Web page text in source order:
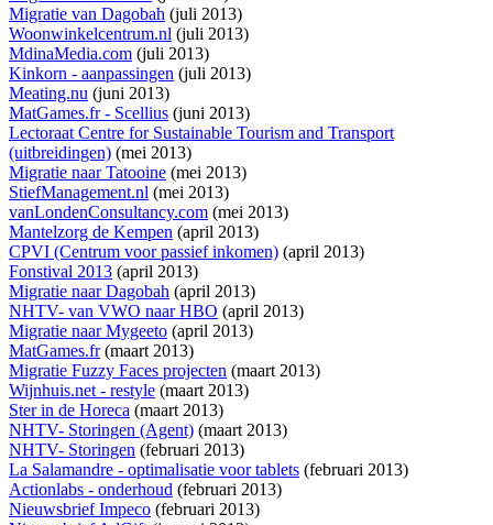
Migratie van Dagobah (juli 2013)
Woonwinkelcentrum.nl (juli 2013)
MdinaMedia.com (juli 2013)
Kinkorn - aanpassingen (juli 2013)
Meating.nu (juni 2013)
MatGames.fr - Scellius (juni 2013)
Lectoraat Centre for Sustainable Tourism and Transport
(uitbreidingen) (mei 2013)
Migratie naar Tatooine (mei 2013)
StiefManagement.nl (mei 2013)
vanLondenConsultancy.com (mei 2013)
Mantelzorg de Kempen (april 2013)
CPVI (Centrum voor passief inkomen) (april 2013)
Fonstival 2013 (april 2013)
Migratie naar Dagobah (april 2013)
NHTV- van VWO naar HBO (april 2013)
Migratie naar Mygeeto (april 2013)
MatGames.fr(maart 2013)
Migratie Fuzzy Faces projecten (maart 2013)
Wijnhuis.net - restyle (maart 2013)
Ster in de Horeca (maart 2013)
NHTV- Storingen (Agent) (maart 2013)
NHTV- Storingen (februari 2013)
La Salamandre - optimalisatie voor tablets (februari 2013)
Actionlabs - onderhoud (februari 2013)
Nieuwsbrief Impeco (februari 2013)